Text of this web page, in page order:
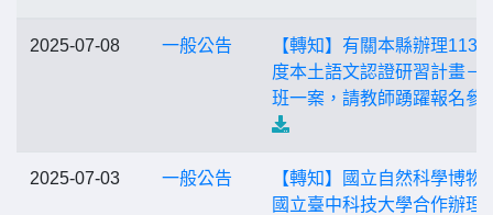
2025-07-08 一般公告
【轉知】有關本縣辦理113
度本土語文認證研習計畫－
班一案，請教師踴躍報名參
2025-07-03 一般公告
【轉知】國立自然科學博物
國立臺中科技大學合作辦理